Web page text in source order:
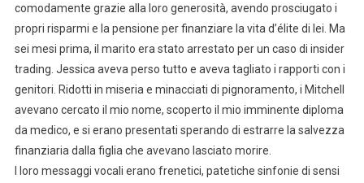
comodamente grazie alla loro generosità, avendo prosciugato i
propri risparmi e la pensione per finanziare la vita d’élite di lei. Ma
sei mesi prima, il marito era stato arrestato per un caso di insider
trading. Jessica aveva perso tutto e aveva tagliato i rapporti con i
genitori. Ridotti in miseria e minacciati di pignoramento, i Mitchell
avevano cercato il mio nome, scoperto il mio imminente diploma
da medico, e si erano presentati sperando di estrarre la salvezza
finanziaria dalla figlia che avevano lasciato morire.
I loro messaggi vocali erano frenetici, patetiche sinfonie di sensi